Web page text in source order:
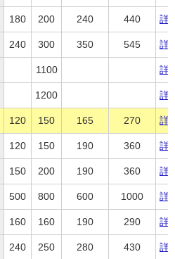
180 200 240 440 詳
240 300 350 545 詳
1100 詳
1200 詳
120 150 165 270 詳
120 150 190 360 詳
150 200 190 360 詳
500 800 600 1000 詳
160 160 190 290 詳
240 250 280 430 詳